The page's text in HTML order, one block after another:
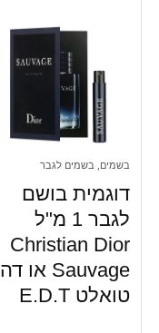
בשמים, בשמים לגבר
דוגמית בושם
לגבר 1 מ"ל
Christian Dior
Sauvage או דה
טואלט E.D.T